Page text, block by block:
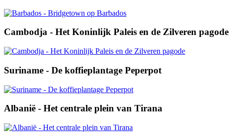
Cambodja - Het Koninlijk Paleis en de Zilveren pagode
Suriname - De koffieplantage Peperpot
Albanië - Het centrale plein van Tirana